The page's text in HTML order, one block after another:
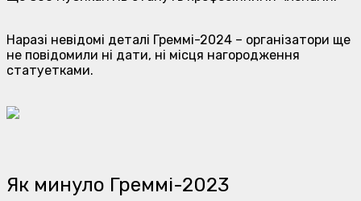
Наразі невідомі деталі Греммі-2024 – організатори ще
не повідомили ні дати, ні місця нагородження
статуетками.
Як минуло Греммі-2023